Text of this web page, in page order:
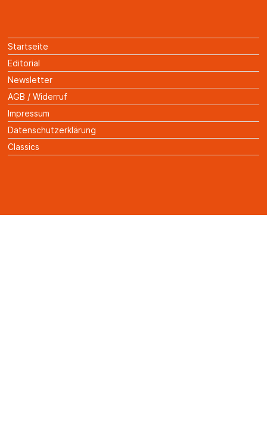
Startseite
Editorial
Newsletter
AGB / Widerruf
Impressum
Datenschutzerklärung
Classics